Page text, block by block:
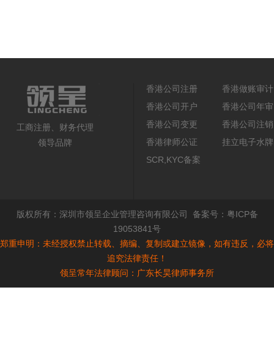
工商注册、财务代理
领导品牌
香港公司注册
香港做账审计
香港公司开户
香港公司年审
香港公司变更
香港公司注销
香港律师公证
挂立电子水牌
SCR,KYC备案
版权所有： 深圳市领呈企业管理咨询有限公司 备案号： 粤ICP备
19053841号
郑重申明：未经授权禁止转载、摘编、复制或建立镜像，如有违反，必将
追究法律责任！
领呈常年法律顾问：广东长昊律师事务所